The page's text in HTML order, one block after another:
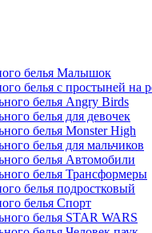
белья Малышок
белья с простыней на
белья Angry Birds
белья для девочек
белья Monster High
белья для мальчиков
белья Автомобили
белья Трансформеры
белья подростковый
белья Спорт
белья STAR WARS